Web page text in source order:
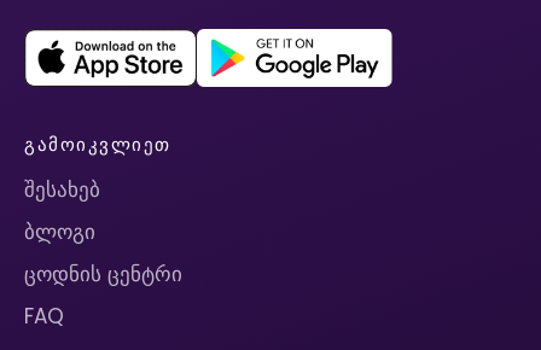
ᲒᲐᲛᲝᲘᲙᲕᲚᲘᲔᲗ
შესახებ
ბლოგი
ცოდნის ცენტრი
FAQ